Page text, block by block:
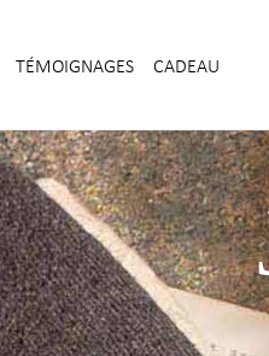
TÉMOIGNAGES CADEAU